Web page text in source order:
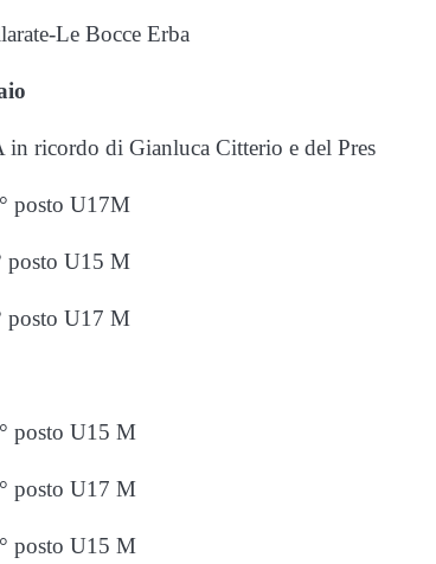
Le Bocce Erba
in ricordo di Gianluca Citterio e del Pres
posto U17M
posto U15 M
posto U17 M
posto U15 M
posto U17 M
posto U15 M